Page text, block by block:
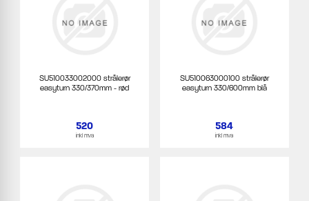
SU510033002000 strålerør
easyturn 330/370mm - rød
520
inkl mva
SU510063000100 strålerør
easyturn 330/600mm blå
584
inkl mva